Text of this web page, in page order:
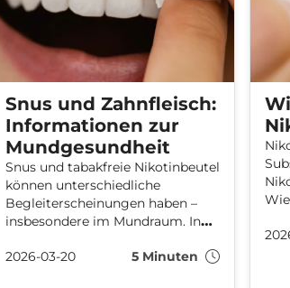
Snus und Zahnfleisch:
Informationen zur
Mundgesundheit
Snus und tabakfreie Nikotinbeutel
können unterschiedliche
Begleiterscheinungen haben –
insbesondere im Mundraum. In
Überblick über mögliche
2026-03-20 5 Minuten